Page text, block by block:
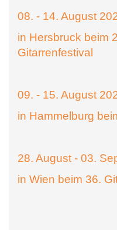
08. - 14. August
in Hersbruck beim
Gitarrenfestival
09. - 15. August
in Hammelburg
28. August - 03.
in Wien beim 36.